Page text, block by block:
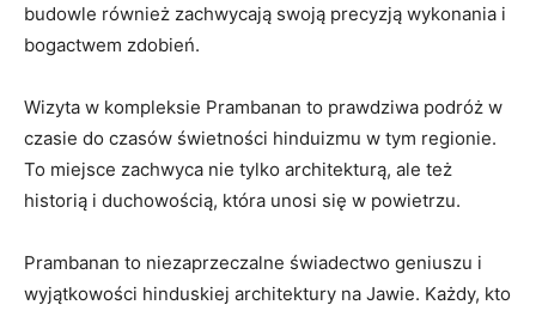
budowle również zachwycają swoją precyzją wykonania i
bogactwem zdobień.
Wizyta w kompleksie Prambanan to prawdziwa podróż w
czasie do czasów świetności hinduizmu w tym regionie.
To miejsce zachwyca nie tylko architekturą, ale też
historią i duchowością, która unosi się w powietrzu.
Prambanan to niezaprzeczalne świadectwo geniuszu i
wyjątkowości hinduskiej architektury na Jawie. Każdy, kto